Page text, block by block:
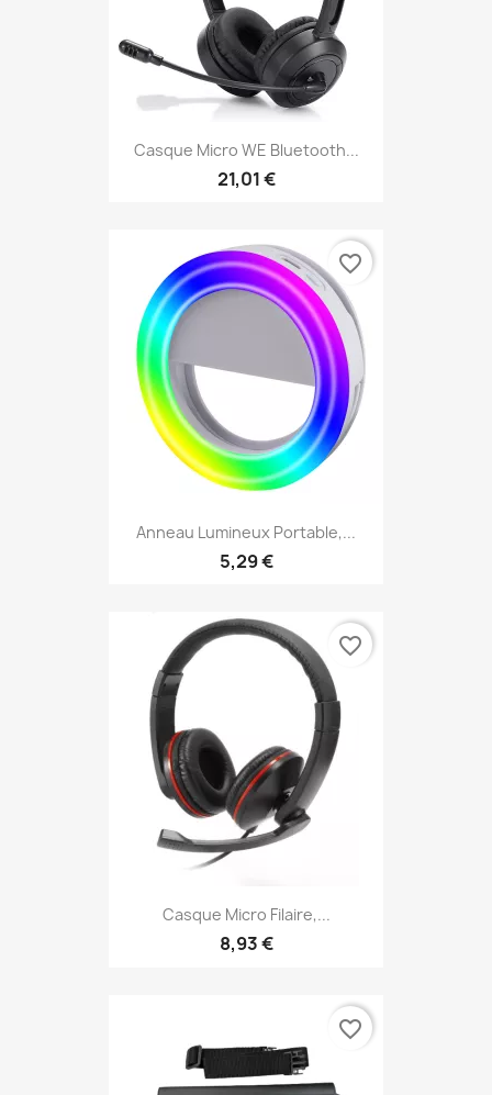
Casque Micro WE Bluetooth...
21,01 €
Anneau Lumineux Portable,...
5,29 €
favorite_border
Casque Micro Filaire,...
8,93 €
favorite_border
favorite_border